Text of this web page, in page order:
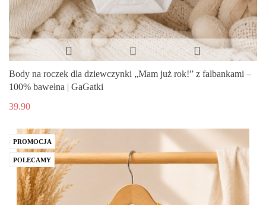
Body na roczek dla dziewczynki „Mam już rok!” z falbankami –
100% bawełna | GaGatki
39.90
PROMOCJA
POLECAMY